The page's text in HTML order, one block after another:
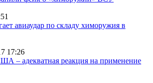
авиаудар по складу химоружия в
17:26
– адекватная реакция на применение